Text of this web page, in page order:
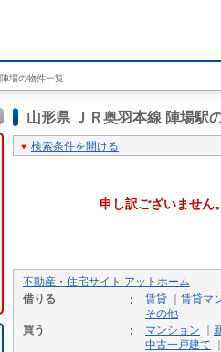
陣場の物件一覧
山形県 ＪＲ奥羽本線 陣場駅
検索条件を開ける
申し訳ございません
不動産・住宅サイト アットホーム
借りる
賃貸
賃貸マ
その他
買う
マンション
中古一戸建て